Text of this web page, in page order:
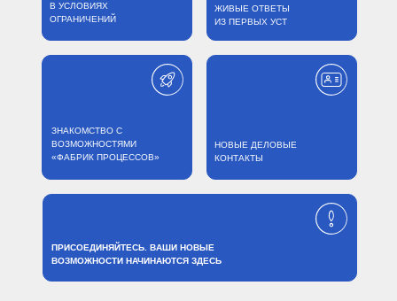
ПРИСОЕДИНЯЙТЕСЬ. ВАШИ НОВЫЕ
ВОЗМОЖНОСТИ НАЧИНАЮТСЯ ЗДЕСЬ
НОВЫЕ ДЕЛОВЫЕ
КОНТАКТЫ
ЗНАКОМСТВО С
ВОЗМОЖНОСТЯМИ
«ФАБРИК ПРОЦЕССОВ»
ЖИВЫЕ ОТВЕТЫ
ИЗ ПЕРВЫХ УСТ
В УСЛОВИЯХ
ОГРАНИЧЕНИЙ